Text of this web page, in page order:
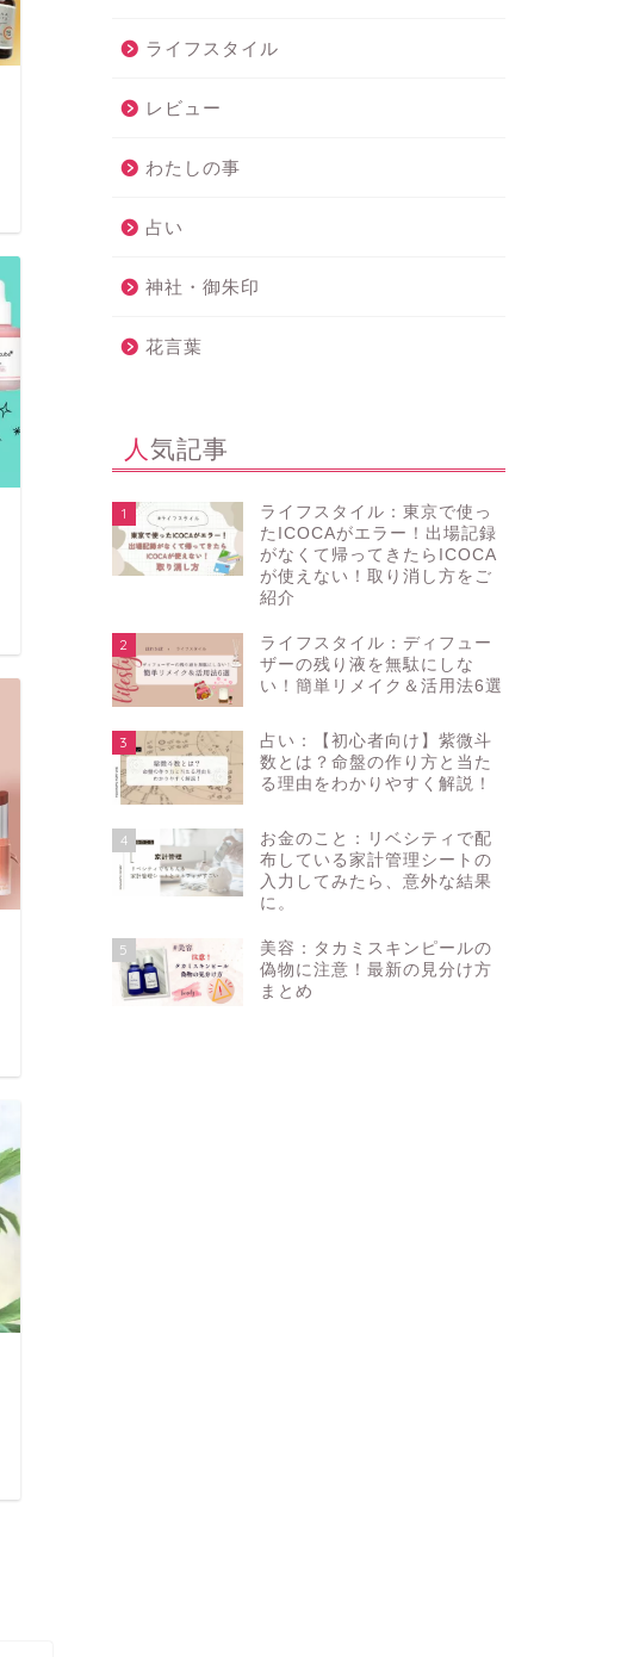
今さら聞けないPDRNの正体｜
まとめ
コスメ・美容
美容：冬の乾燥対策はニベア！プレ
ミアムボディミルク＆高保湿リップ
で全身しっとりケア
コスメ・美容
【12月10日発売】リファの新作「ハ
ートフレグランス」で恋の予感♡香
りもボトルも話題に！
ライフスタイル
レビュー
わたしの事
占い
神社・御朱印
花言葉
人気記事
1
ライフスタイル：東京で使っ
たICOCAがエラー！出場記録
がなくて帰ってきたらICOCA
が使えない！取り消し方をご
紹介
2
ライフスタイル：ディフュー
ザーの残り液を無駄にしな
い！簡単リメイク＆活用法6選
3
占い：【初心者向け】紫微斗
数とは？命盤の作り方と当た
る理由をわかりやすく解説！
4
お金のこと：リベシティで配
布している家計管理シートの
入力してみたら、意外な結果
に。
5
美容：タカミスキンピールの
偽物に注意！最新の見分け方
まとめ